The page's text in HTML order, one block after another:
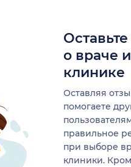
о враче
клинике
Оставляя
помогаете
правильное
при выборе
клиники.